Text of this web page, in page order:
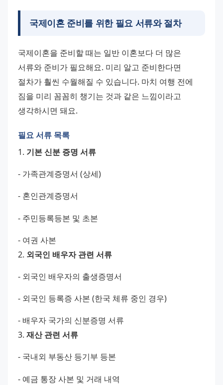
국제이혼 준비를 위한 필요 서류와 절차
국제이혼을 준비할 때는 일반 이혼보다 더 많은
서류와 준비가 필요해요. 미리 알고 준비한다면
절차가 훨씬 수월해질 수 있습니다. 마치 여행 전에
짐을 미리 꼼꼼히 챙기는 것과 같은 느낌이라고
생각하시면 돼요.
필요 서류 목록
1. 기본 신분 증명 서류
- 가족관계증명서 (상세)
- 혼인관계증명서
- 주민등록등본 및 초본
- 여권 사본
2. 외국인 배우자 관련 서류
- 외국인 배우자의 출생증명서
- 외국인 등록증 사본 (한국 체류 중인 경우)
- 배우자 국가의 신분증명 서류
3. 재산 관련 서류
- 국내외 부동산 등기부 등본
- 예금 통장 사본 및 거래 내역